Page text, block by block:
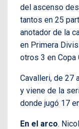
del ascenso
tantos en 25
anotador de la
en Primera
otros 3 en Copa
Cavalleri, de 27
y viene de la
donde jugó 17
En el arco.